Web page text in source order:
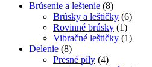
Brúsenie a leštenie (8)
Brúsky a leštičky (6)
Rovinné brúsky (1)
Vibračné leštičky (1)
Delenie (8)
Presné píly (4)